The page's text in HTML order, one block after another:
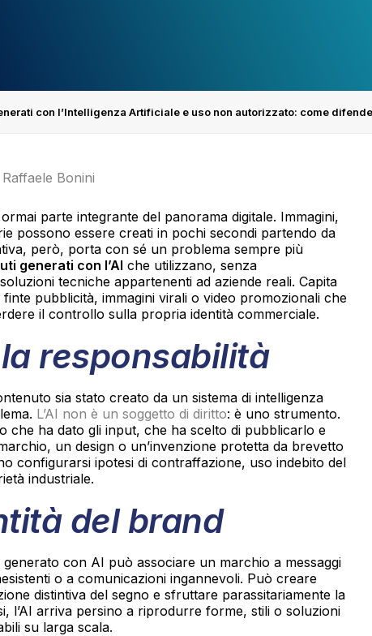
con l’Intelligenza Artificiale e uso non autorizzato: come
Raffaele Bonini
parte integrante del panorama digitale. Immagini,
possono essere creati in pochi secondi partendo da
però, porta con sé un problema sempre più
generati con l’AI che utilizzano, senza
tecniche appartenenti ad aziende reali. Capita
pubblicità, immagini virali o video promozionali che
il controllo sulla propria identità commerciale.
responsabilità
sia stato creato da un sistema di intelligenza
L’AI non è un soggetto di diritto: è uno strumento.
che ha dato gli input, che ha scelto di pubblicarlo e
un design o un’invenzione protetta da brevetto
configurarsi ipotesi di contraffazione, uso indebito del
industriale.
del brand
con AI può associare un marchio a messaggi
o a comunicazioni ingannevoli. Può creare
distintiva del segno e sfruttare parassitariamente la
l’AI arriva persino a riprodurre forme, stili o soluzioni
su larga scala.